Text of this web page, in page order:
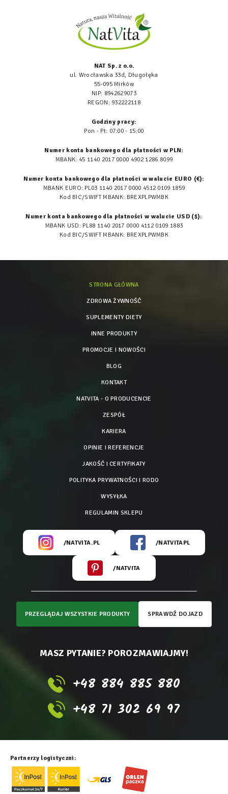
NAT Sp. z o.o.
ul. Wrocławska 33d, Długołęka
55-095 Mirków
NIP: 8942629073
REGON: 932222118
Godziny pracy:
Pon - Pt: 07:00 - 15:00
Numer konta bankowego dla płatności w PLN:
MBANK: 45 1140 2017 0000 4902 1286 8099
Numer konta bankowego dla płatności w walucie EURO (€):
MBANK EURO: PL03 1140 2017 0000 4512 0109 1859
Kod BIC/SWIFT MBANK: BREXPLPWMBK
Numer konta bankowego dla płatności w walucie USD ($):
MBANK USD: PL88 1140 2017 0000 4112 0109 1883
Kod BIC/SWIFT MBANK: BREXPLPWMBK
STRONA GŁÓWNA
ZDROWA ŻYWNOŚĆ
SUPLEMENTY DIETY
INNE PRODUKTY
PROMOCJE I NOWOŚCI
BLOG
KONTAKT
NATVITA - O PRODUCENCIE
ZESPÓŁ
KARIERA
OPINIE I REFERENCJE
JAKOŚĆ I CERTYFIKATY
POLITYKA PRYWATNOŚCI I RODO
WYSYŁKA
REGULAMIN SKLEPU
/NATVITA.PL /NATVITAPL
/NATVITA
PRZEGLĄDAJ WSZYSTKIE PRODUKTY SPRAWDŹ DOJAZD
MASZ PYTANIE? POROZMAWIAJMY!
+48 884 885 880
+48 71 302 69 97
Partnerzy logistyczni: